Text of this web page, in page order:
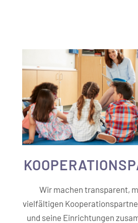
Wir machen transparent,
vielfältigen
und seine Einrichtungen